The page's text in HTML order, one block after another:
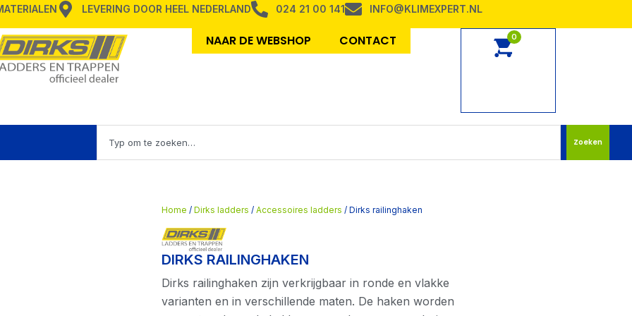
LEVERING DOOR HEEL NEDERLAND 024 21 00 141 INFO@KLIMEXPERT.NL
NAAR DE WEBSHOP CONTACT 0
Zoeken
Home / Dirks ladders / Accessoires ladders / Dirks railinghaken
DIRKS RAILINGHAKEN
Dirks railinghaken zijn verkrijgbaar in ronde en vlakke
varianten en in verschillende maten. De haken worden